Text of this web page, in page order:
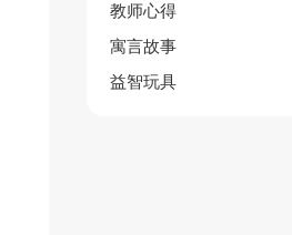
教师心得
寓言故事
益智玩具